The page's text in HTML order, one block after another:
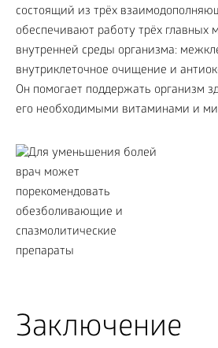
состоящий из трёх
обеспечивают работу трёх главных
внутренней среды организма:
внутриклеточное очищение и
Он помогает поддержать организм
его необходимыми витаминами и
Заключение